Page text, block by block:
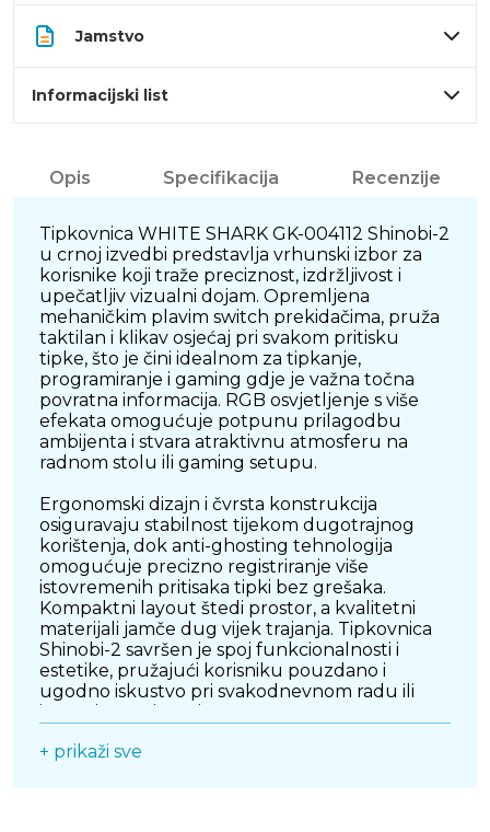
Jamstvo
Informacijski list
Opis Specifikacija Recenzije
Tipkovnica WHITE SHARK GK-004112 Shinobi-2
u crnoj izvedbi predstavlja vrhunski izbor za
korisnike koji traže preciznost, izdržljivost i
upečatljiv vizualni dojam. Opremljena
mehaničkim plavim switch prekidačima, pruža
taktilan i klikav osjećaj pri svakom pritisku
tipke, što je čini idealnom za tipkanje,
programiranje i gaming gdje je važna točna
povratna informacija. RGB osvjetljenje s više
efekata omogućuje potpunu prilagodbu
ambijenta i stvara atraktivnu atmosferu na
radnom stolu ili gaming setupu.
Ergonomski dizajn i čvrsta konstrukcija
osiguravaju stabilnost tijekom dugotrajnog
korištenja, dok anti-ghosting tehnologija
omogućuje precizno registriranje više
istovremenih pritisaka tipki bez grešaka.
Kompaktni layout štedi prostor, a kvalitetni
materijali jamče dug vijek trajanja. Tipkovnica
Shinobi-2 savršen je spoj funkcionalnosti i
estetike, pružajući korisniku pouzdano i
ugodno iskustvo pri svakodnevnom radu ili
+ prikaži sve